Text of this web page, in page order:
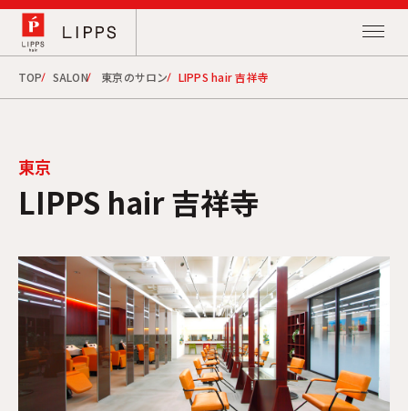
TOP SALON 東京のサロン LIPPS hair 吉祥寺
東京
LIPPS hair 吉祥寺